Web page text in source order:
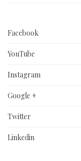
Facebook
YouTube
Instagram
Google +
Twitter
Linkedin